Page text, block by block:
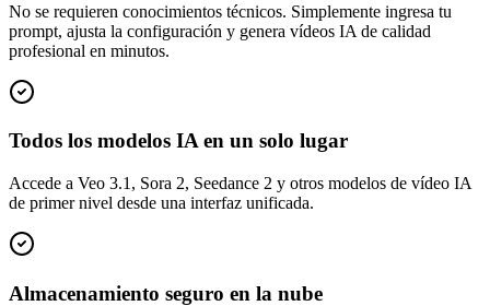
No se requieren conocimientos técnicos. Simplemente ingresa tu
prompt, ajusta la configuración y genera vídeos IA de calidad
profesional en minutos.
Todos los modelos IA en un solo lugar
Accede a Veo 3.1, Sora 2, Seedance 2 y otros modelos de vídeo IA
de primer nivel desde una interfaz unificada.
Almacenamiento seguro en la nube